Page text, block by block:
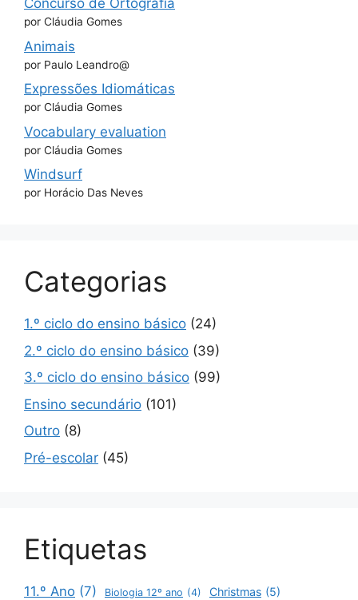
Concurso de Ortografia
por Cláudia Gomes
Animais
por Paulo Leandro@
Expressões Idiomáticas
por Cláudia Gomes
Vocabulary evaluation
por Cláudia Gomes
Windsurf
por Horácio Das Neves
Categorias
1.º ciclo do ensino básico (24)
2.º ciclo do ensino básico (39)
3.º ciclo do ensino básico (99)
Ensino secundário (101)
Outro (8)
Pré-escolar (45)
Etiquetas
11.º Ano (7) Biologia 12º ano (4) Christmas (5)